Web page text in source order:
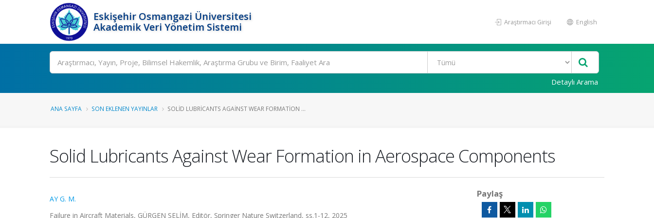
Eskişehir Osmangazi Üniversitesi
Akademik Veri Yönetim Sistemi
Araştırmacı Girişi English
Ara
Detaylı Arama
ANA SAYFA SON EKLENEN YAYINLAR SOLID LUBRICANTS AGAINST WEAR FORMATION ...
Solid Lubricants Against Wear Formation in Aerospace Components
AY G. M.
Failure in Aircraft Materials, GÜRGEN SELİM, Editör, Springer Nature Switzerland, ss.1-12, 2025
Paylaş